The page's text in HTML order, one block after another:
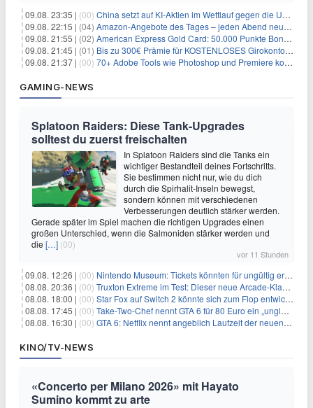
09.08. 23:35 | (00) China setzt auf KI-Aktien im Wettlauf gegen die USA um Chip- und Technologiedominanz
09.08. 22:15 | (04) Amazon-Angebote des Tages – jeden Abend neue Deals zum Stöbern
09.08. 21:55 | (02) American Express Gold Card: 50.000 Punkte Bonus + Metall-Kreditkarte
09.08. 21:45 | (01) Bis zu 300€ Prämie für KOSTENLOSES Girokonto bei der Santander – 50€ schon nach 1 Woche!
09.08. 21:37 | (00) 70+ Adobe Tools wie Photoshop und Premiere kostenlos in ChatGPT
GAMING-NEWS
Splatoon Raiders: Diese Tank-Upgrades
solltest du zuerst freischalten
In Splatoon Raiders sind die Tanks ein
wichtiger Bestandteil deines Fortschritts.
Sie bestimmen nicht nur, wie du dich
durch die Spirhalit-Inseln bewegst,
sondern können mit verschiedenen
Verbesserungen deutlich stärker werden.
Gerade später im Spiel machen die richtigen Upgrades einen
großen Unterschied, wenn die Salmoniden stärker werden und
die […] (00)
vor 11 Stunden
09.08. 12:26 | (00) Nintendo Museum: Tickets könnten für ungültig erklärt werden!
08.08. 20:36 | (00) Truxton Extreme im Test: Dieser neue Arcade-Klassiker verzeiht dir gar nichts
08.08. 18:00 | (00) Star Fox auf Switch 2 könnte sich zum Flop entwickeln
08.08. 17:45 | (00) Take-Two-Chef nennt GTA 6 für 80 Euro ein „unglaubliches Schnäppchen“
08.08. 16:30 | (00) GTA 6: Netflix nennt angeblich Laufzeit der neuen Gameplay-Präsentation
KINO/TV-NEWS
«Concerto per Milano 2026» mit Hayato
Sumino kommt zu arte